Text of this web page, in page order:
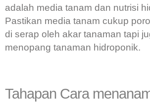
adalah media tanam dan nutrisi
Pastikan media tanam cukup
di serap oleh akar tanaman tapi
menopang tanaman hidroponik.
Tahapan Cara